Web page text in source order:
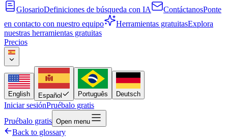
GlosarioDefiniciones de búsqueda con IA ContáctanosPonte
en contacto con nuestro equipo
Herramientas gratuitasExplora
nuestras herramientas gratuitas
Precios
English Español Português Deutsch
Iniciar sesiónPruébalo gratis
Pruébalo gratis Open menu
Back to glossary